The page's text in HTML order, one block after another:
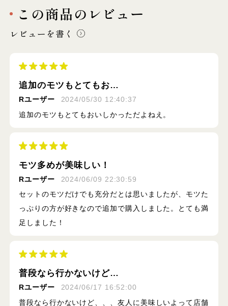
この商品のレビュー
レビューを書く
追加のモツもとてもお…
Rユーザー
2024/05/30 12:40:37
追加のモツもとてもおいしかっただよねえ。
モツ多めが美味しい！
Rユーザー
2024/06/09 22:30:59
セットのモツだけでも充分だとは思いましたが、モツた
っぷりの方が好きなので追加で購入しました。とても満
足しました！
普段なら行かないけど…
Rユーザー
2024/06/17 16:52:00
普段なら行かないけど、、、友人に美味しいよって店舗